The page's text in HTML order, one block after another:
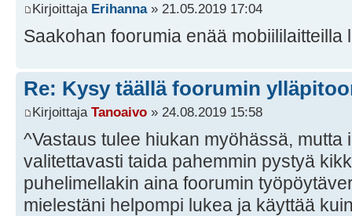
Kirjoittaja Erihanna» 21.05.2019 17:04
Saakohan foorumia enää mobiililaitteilla
Re: Kysy täällä foorumin
Kirjoittaja Tanoaivo » 24.08.2019 15:58
^Vastaus tulee hiukan myöhässä,
valitettavasti taida pahemmin pystyä
puhelimellakin aina foorumin
mielestäni helpompi lukea ja käyttää